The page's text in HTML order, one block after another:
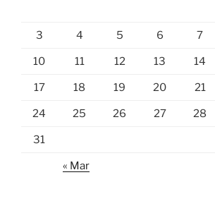
3 4 5 6 7
10 11 12 13 14
17 18 19 20 21
24 25 26 27 28
31
« Mar